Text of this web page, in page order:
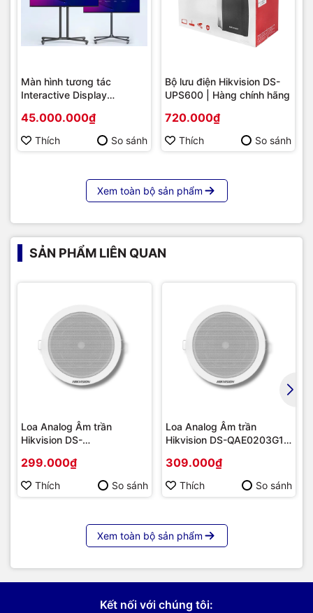
Màn hình tương tác
Interactive Display
86 | Cấu hình cao cấp |
Hàng chính hãng
45.000.000₫
Thích So sánh
Bộ lưu điện Hikvision DS-
UPS600 | Hàng chính hãng
720.000₫
Thích So sánh
Xem toàn bộ sản phẩm
SẢN PHẨM LIÊN QUAN
Loa Analog Âm trần
Hikvision DS-
chính hãng
299.000₫
Thích So sánh
Loa Analog Âm trần
Hikvision DS-QAE0203G1-
309.000₫
Thích So sánh
Xem toàn bộ sản phẩm
Kết nối với chúng tôi: